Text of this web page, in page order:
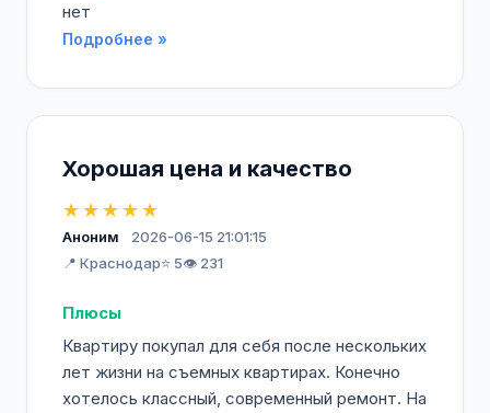
нет
Подробнее »
Хорошая цена и качество
★★★★★
Аноним
2026-06-15 21:01:15
📍 Краснодар⭐ 5👁️ 231
Плюсы
Квартиру покупал для себя после нескольких
лет жизни на съемных квартирах. Конечно
хотелось классный, современный ремонт. На